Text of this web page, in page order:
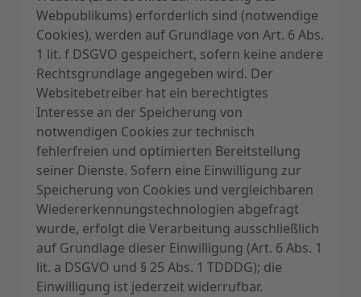
Webpublikums) erforderlich sind (notwendige
Cookies), werden auf Grundlage von Art. 6 Abs.
1 lit. f DSGVO gespeichert, sofern keine andere
Rechtsgrundlage angegeben wird. Der
Websitebetreiber hat ein berechtigtes
Interesse an der Speicherung von
notwendigen Cookies zur technisch
fehlerfreien und optimierten Bereitstellung
seiner Dienste. Sofern eine Einwilligung zur
Speicherung von Cookies und vergleichbaren
Wiedererkennungstechnologien abgefragt
wurde, erfolgt die Verarbeitung ausschließlich
auf Grundlage dieser Einwilligung (Art. 6 Abs. 1
lit. a DSGVO und § 25 Abs. 1 TDDDG); die
Einwilligung ist jederzeit widerrufbar.